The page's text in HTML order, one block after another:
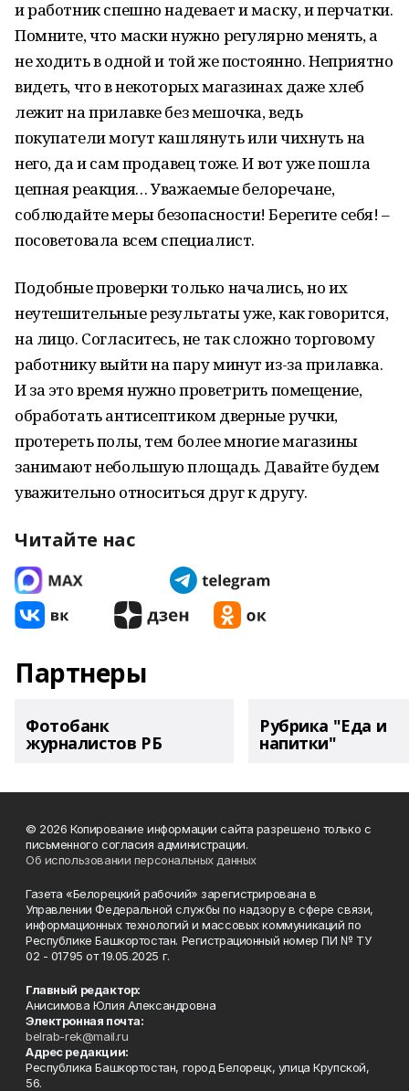
и работник спешно надевает и маску, и перчатки.
Помните, что маски нужно регулярно менять, а
не ходить в одной и той же постоянно. Неприятно
видеть, что в некоторых магазинах даже хлеб
лежит на прилавке без мешочка, ведь
покупатели могут кашлянуть или чихнуть на
него, да и сам продавец тоже. И вот уже пошла
цепная реакция… Уважаемые белоречане,
соблюдайте меры безопасности! Берегите себя! –
посоветовала всем специалист.
Подобные проверки только начались, но их
неутешительные результаты уже, как говорится,
на лицо. Согласитесь, не так сложно торговому
работнику выйти на пару минут из-за прилавка.
И за это время нужно проветрить помещение,
обработать антисептиком дверные ручки,
протереть полы, тем более многие магазины
занимают небольшую площадь. Давайте будем
уважительно относиться друг к другу.
Читайте нас
Партнеры
Фотобанк
журналистов РБ
Рубрика "Еда и
напитки"
© 2026 Копирование информации сайта разрешено только с
письменного согласия администрации.
Об использовании персональных данных
Газета «Белорецкий рабочий» зарегистрирована в
Управлении Федеральной службы по надзору в сфере связи,
информационных технологий и массовых коммуникаций по
Республике Башкортостан. Регистрационный номер ПИ № ТУ
02 - 01795 от 19.05.2025 г.
Главный редактор:
Анисимова Юлия Александровна
Электронная почта:
belrab-rek@mail.ru
Адрес редакции:
Республика Башкортостан, город Белорецк, улица Крупской,
56.